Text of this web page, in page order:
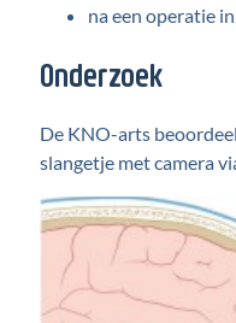
na een operatie
Onderzoek
De KNO-arts
slangetje met camera